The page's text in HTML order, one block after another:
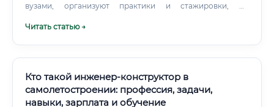
вузами, организуют практики и стажировки, по
работу. Главное — это диплом о высшем профильном
Читать статью →
Кто такой инженер-конструктор в
самолетостроении: профессия, задачи,
навыки, зарплата и обучение